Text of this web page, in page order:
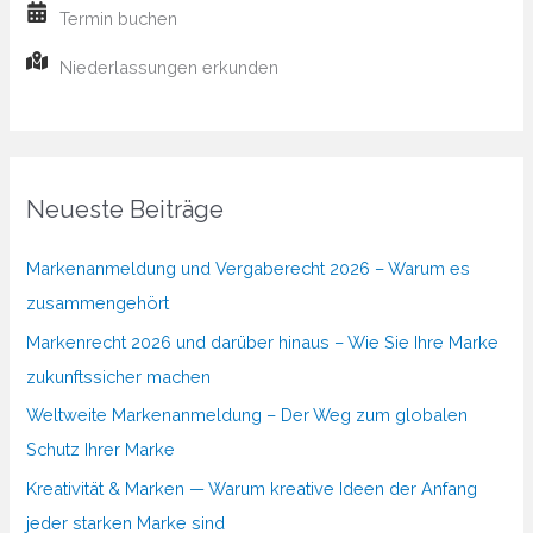
Termin buchen
Niederlassungen erkunden
Neueste Beiträge
Markenanmeldung und Vergaberecht 2026 – Warum es
zusammengehört
Markenrecht 2026 und darüber hinaus – Wie Sie Ihre Marke
zukunftssicher machen
Weltweite Markenanmeldung – Der Weg zum globalen
Schutz Ihrer Marke
Kreativität & Marken — Warum kreative Ideen der Anfang
jeder starken Marke sind